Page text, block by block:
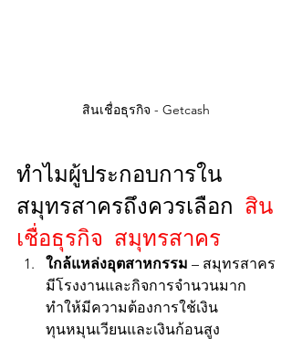
สินเชื่อธุรกิจ - Getcash
ทำไมผู้ประกอบการใน
สมุทรสาครถึงควรเลือก สิน
เชื่อธุรกิจ สมุทรสาคร
ใกล้แหล่งอุตสาหกรรม – สมุทรสาคร
มีโรงงานและกิจการจำนวนมาก
ทำให้มีความต้องการใช้เงิน
ทุนหมุนเวียนและเงินก้อนสูง